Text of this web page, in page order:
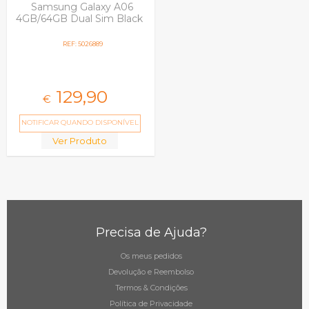
Samsung Galaxy A06
4GB/64GB Dual Sim Black
REF: 5026889
€ 129,90
NOTIFICAR QUANDO DISPONÍVEL
Ver Produto
Precisa de Ajuda?
Os meus pedidos
Devolução e Reembolso
Termos & Condições
Política de Privacidade